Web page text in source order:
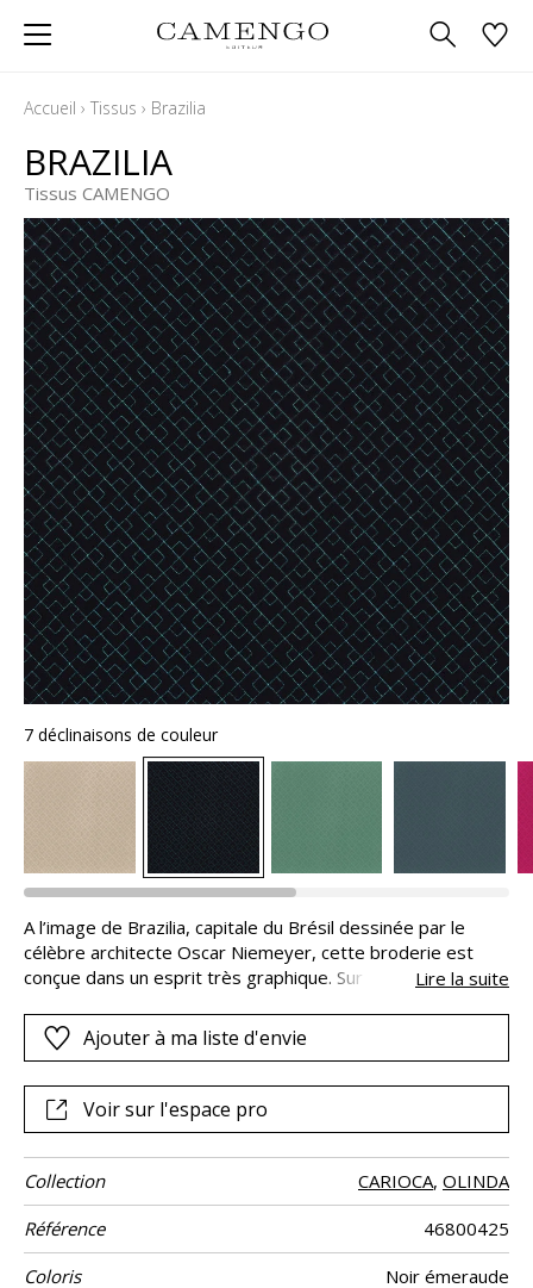
Accueil › Tissus › Brazilia
BRAZILIA
Tissus CAMENGO
7 déclinaisons de couleur
A l’image de Brazilia, capitale du Brésil dessinée par le
célèbre architecte Oscar Niemeyer, cette broderie est
conçue dans un esprit très graphique. Sur un généreux
matière, magnifiant son épaisseur veloutée. La fil de
broderie est choisi ton sur ton ou contrastant selon les
canapés, rideaux… « BRAZILIA » enrichit la maison avec
beaucoup d’élégance.
Lire la suite
Ajouter à ma liste d'envie
Voir sur l'espace pro
Collection CARIOCA, OLINDA
Référence
46800425
Coloris
Noir émeraude